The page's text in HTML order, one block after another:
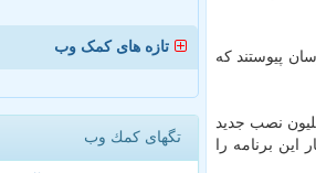
این اپلیکیشن پیام رسان پیوستند که
این برنامه را
تازه های کمک وب
تگهای كمك وب